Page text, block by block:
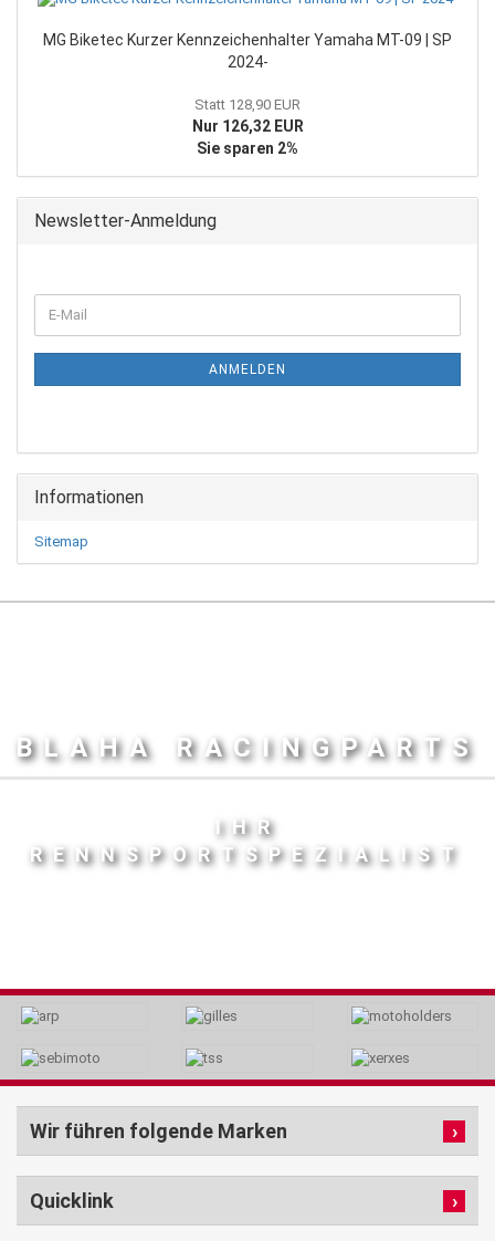
MG Biketec Kurzer Kennzeichenhalter Yamaha MT-09 | SP
2024-
Statt 128,90 EUR
Nur 126,32 EUR
Sie sparen 2%
Newsletter-Anmeldung
ZUR
NEWSLETTER-
E-
Mail
ANMELDEN
Informationen
Sitemap
BLAHA RACINGPARTS
IHR
RENNSPORTSPEZIALIST
Wir führen folgende Marken
Quicklink